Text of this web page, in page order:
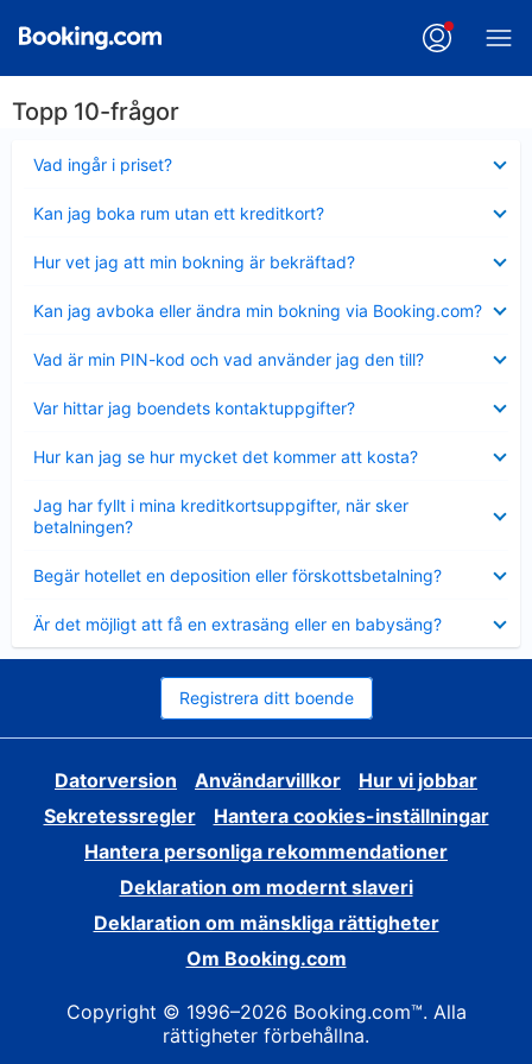
Topp 10-frågor
Vad ingår i priset?
mindre
Kan jag boka rum utan ett kreditkort?
mindre
Hur vet jag att min bokning är bekräftad?
mindre
Kan jag avboka eller ändra min bokning via Booking.com?
mindre
Vad är min PIN-kod och vad använder jag den till?
mindre
Var hittar jag boendets kontaktuppgifter?
mindre
Hur kan jag se hur mycket det kommer att kosta?
mindre
Jag har fyllt i mina kreditkortsuppgifter, när sker
betalningen?
mindre
Begär hotellet en deposition eller förskottsbetalning?
mindre
Är det möjligt att få en extrasäng eller en babysäng?
mindre
Registrera ditt boende
Datorversion Användarvillkor
Hur vi jobbar
Sekretessregler
Hantera cookies-inställningar
Hantera personliga rekommendationer
Deklaration om modernt slaveri
Deklaration om mänskliga rättigheter
Om Booking.com
Copyright © 1996–2026 Booking.com™. Alla
rättigheter förbehållna.